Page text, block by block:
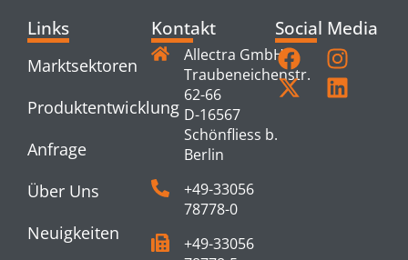
Links
Marktsektoren
Produktentwicklung
Anfrage
Über Uns
Neuigkeiten
Kontakt
Allectra GmbH
Traubeneichenstr.
62-66
D-16567
Schönfliess b.
Berlin
+49-33056
78778-0
+49-33056
Social Media